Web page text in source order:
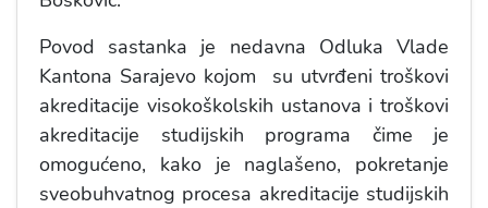
Povod sastanka je nedavna Odluka Vlade
Kantona Sarajevo kojom su utvrđeni troškovi
akreditacije visokoškolskih ustanova i troškovi
akreditacije studijskih programa čime je
omogućeno, kako je naglašeno, pokretanje
sveobuhvatnog procesa akreditacije studijskih